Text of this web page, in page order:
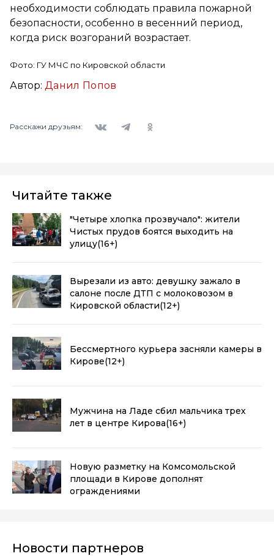
необходимости соблюдать правила пожарной
безопасности, особенно в весенний период,
когда риск возгораний возрастает.
Фото: ГУ МЧС по Кировской области
Автор: Данил Попов
Расскажи друзьям:
Читайте также
"Четыре хлопка прозвучало": жители
Чистых прудов боятся выходить на
улицу(16+)
Вырезали из авто: девушку зажало в
салоне после ДТП с молоковозом в
Кировской области(12+)
Бессмертного курьера засняли камеры в
Кирове(12+)
Мужчина на Ладе сбил мальчика трех
лет в центре Кирова(16+)
Новую разметку на Комсомольской
площади в Кирове дополнят
ограждениями
Новости партнеров